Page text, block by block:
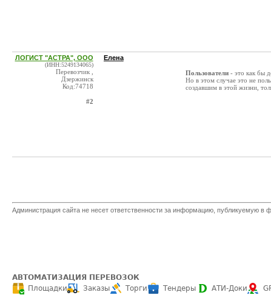
ЛОГИСТ "АСТРА", ООО
(ИНН:5249134065)
Перевозчик ,
Дзержинск
Код:74718
#2
Елена
Пользователи - это как бы
Но в этом случае это не
создавшим в этой жизни,
Администрация сайта не несет ответственности за информацию, публикуемую
АВТОМАТИЗАЦИЯ ПЕРЕВОЗОК
Площадки
Заказы Торги Тендеры АТИ-Доки